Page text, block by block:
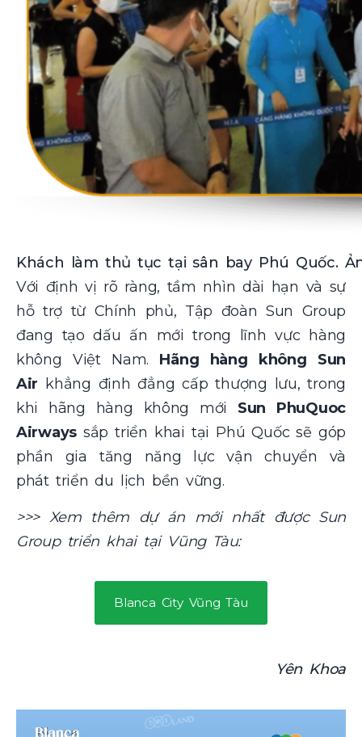
Khách làm thủ tục tại sân bay Phú Quốc.
Với định vị rõ ràng, tầm nhìn dài hạn và sự
hỗ trợ từ Chính phủ, Tập đoàn Sun Group
đang tạo dấu ấn mới trong lĩnh vực hàng
không Việt Nam. Hãng hàng không Sun
Air khẳng định đẳng cấp thượng lưu, trong
khi hãng hàng không mới Sun PhuQuoc
Airwayssắp triển khai tại Phú Quốc sẽ góp
phần gia tăng năng lực vận chuyển và
phát triển du lịch bền vững.
>>> Xem thêm dự án mới nhất được Sun
Group triển khai tại Vũng Tàu:
Blanca City Vũng Tàu
Yên Khoa